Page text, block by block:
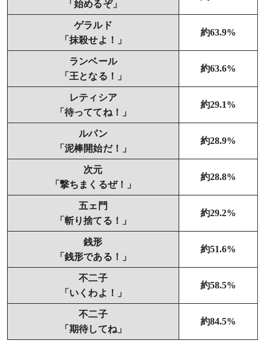
「始めるぞ」
ゲラルド
「抹殺せよ！」
約63.9%
ランベール
「王となる！」
約63.6%
レティシア
「待っててね！」
約29.1%
ルパン
「泥棒開始だ！」
約28.9%
次元
「撃ちまくるぜ！」
約28.8%
五ェ門
「斬り捨てる！」
約29.2%
銭形
「銭形である！」
約51.6%
不二子
「いくわよ！」
約58.5%
不二子
「期待してね」
約84.5%